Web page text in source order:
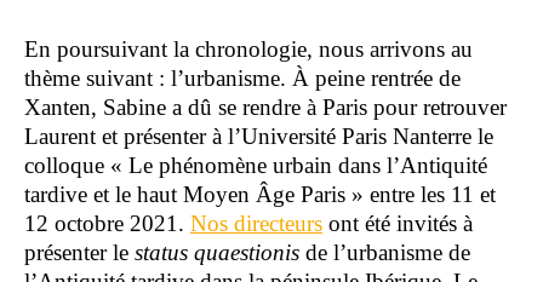
En poursuivant la chronologie, nous arrivons au
thème suivant : l’urbanisme. À peine rentrée de
Xanten, Sabine a dû se rendre à Paris pour retrouver
Laurent et présenter à l’Université Paris Nanterre le
colloque « Le phénomène urbain dans l’Antiquité
tardive et le haut Moyen Âge Paris » entre les 11 et
12 octobre 2021. Nos directeurs ont été invités à
présenter le status quaestionis de l’urbanisme de